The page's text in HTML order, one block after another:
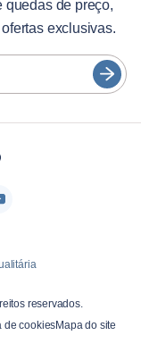
quedas de preço,
exclusivas.
reservados.
de cookiesMapa do site